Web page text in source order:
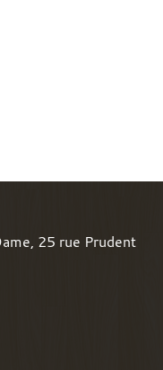
25 rue Prudent